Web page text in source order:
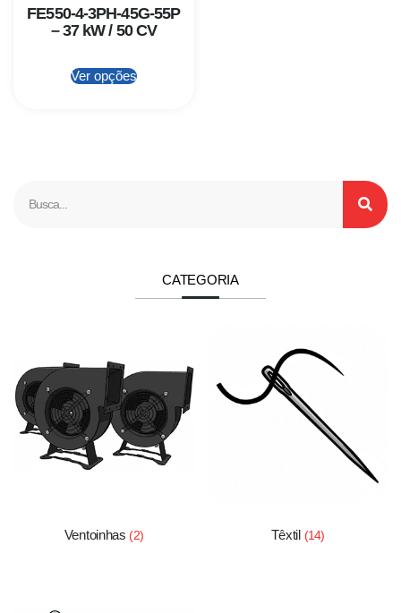
FE550-4-3PH-45G-55P
– 37 kW / 50 CV
Ver opções
CATEGORIA
Ventoinhas (2) Têxtil (14)